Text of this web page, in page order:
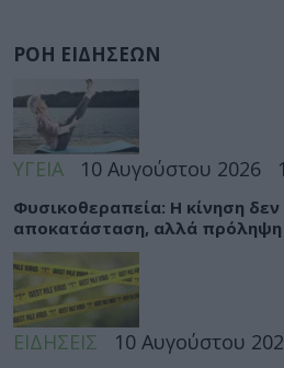
ΡΟΗ ΕΙΔΗΣΕΩΝ
ΥΓΕΙΑ 10 Αυγούστου 2026
Φυσικοθεραπεία: Η κίνηση δεν
αποκατάσταση, αλλά πρόληψη
ΕΙΔΗΣΕΙΣ 10 Αυγούστου